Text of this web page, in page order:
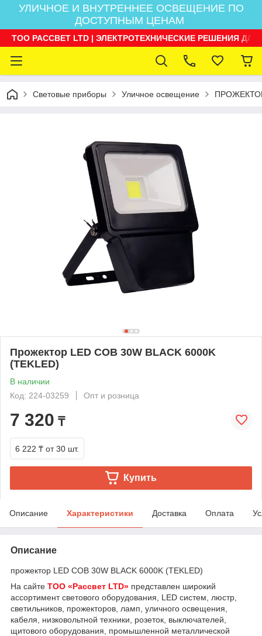
УЛИЧНОЕ И ВНУТРЕННЕЕ ОСВЕЩЕНИЕ ПО
ДОСТУПНЫМ ЦЕНАМ
ТОО РАССВЕТ LTD | ЭЛЕКТРОТЕХНИЧЕСКИЕ РЕШЕНИЯ
Световые приборы Уличное освещение
Прожектор LED COB 30W BLACK 6000K
(TEKLED)
В наличии
Код: 224-03259
Опт и розница
7 320 ₸
6 222 ₸ от 30 шт.
Купить
Описание Характеристики Доставка Оплата
Описание
прожектор LED COB 30W BLACK 6000K (TEKLED)
На сайте ТОО «Рассвет LTD» представлен широкий
ассортимент светового оборудования, LED систем, люстр,
светильников, прожекторов, ламп, уличного освещения,
кабеля, низковольтной техники, розеток, выключателей,
щитового оборудования, промышленной металлической